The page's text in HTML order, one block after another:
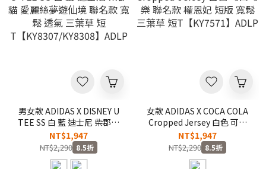
男女款 ADIDAS X DISNEY U
TEE SS 白 藍 迪士尼 柴郡貓
愛麗絲夢遊仙境 聯名款 寬鬆
透氣 三葉草 短
T【KY8307/KY8308】ADLP
NT$1,947
NT$2,290 8.5折
女款 ADIDAS X COCA COLA
Cropped Jersey 白色 可口
可樂 聯名款 權恩妃 短版 寬
鬆 三葉草 短T【KY7571】
ADLP
NT$1,947
NT$2,290 8.5折